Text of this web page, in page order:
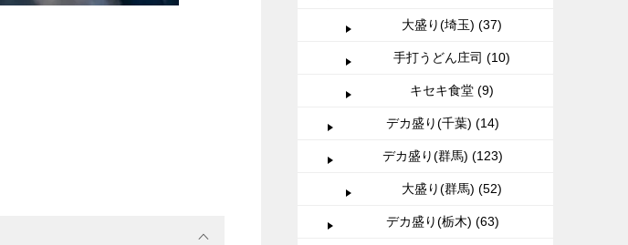
大盛り(埼玉) (37)
手打うどん庄司 (10)
キセキ食堂 (9)
デカ盛り(千葉) (14)
デカ盛り(群馬) (123)
大盛り(群馬) (52)
デカ盛り(栃木) (63)